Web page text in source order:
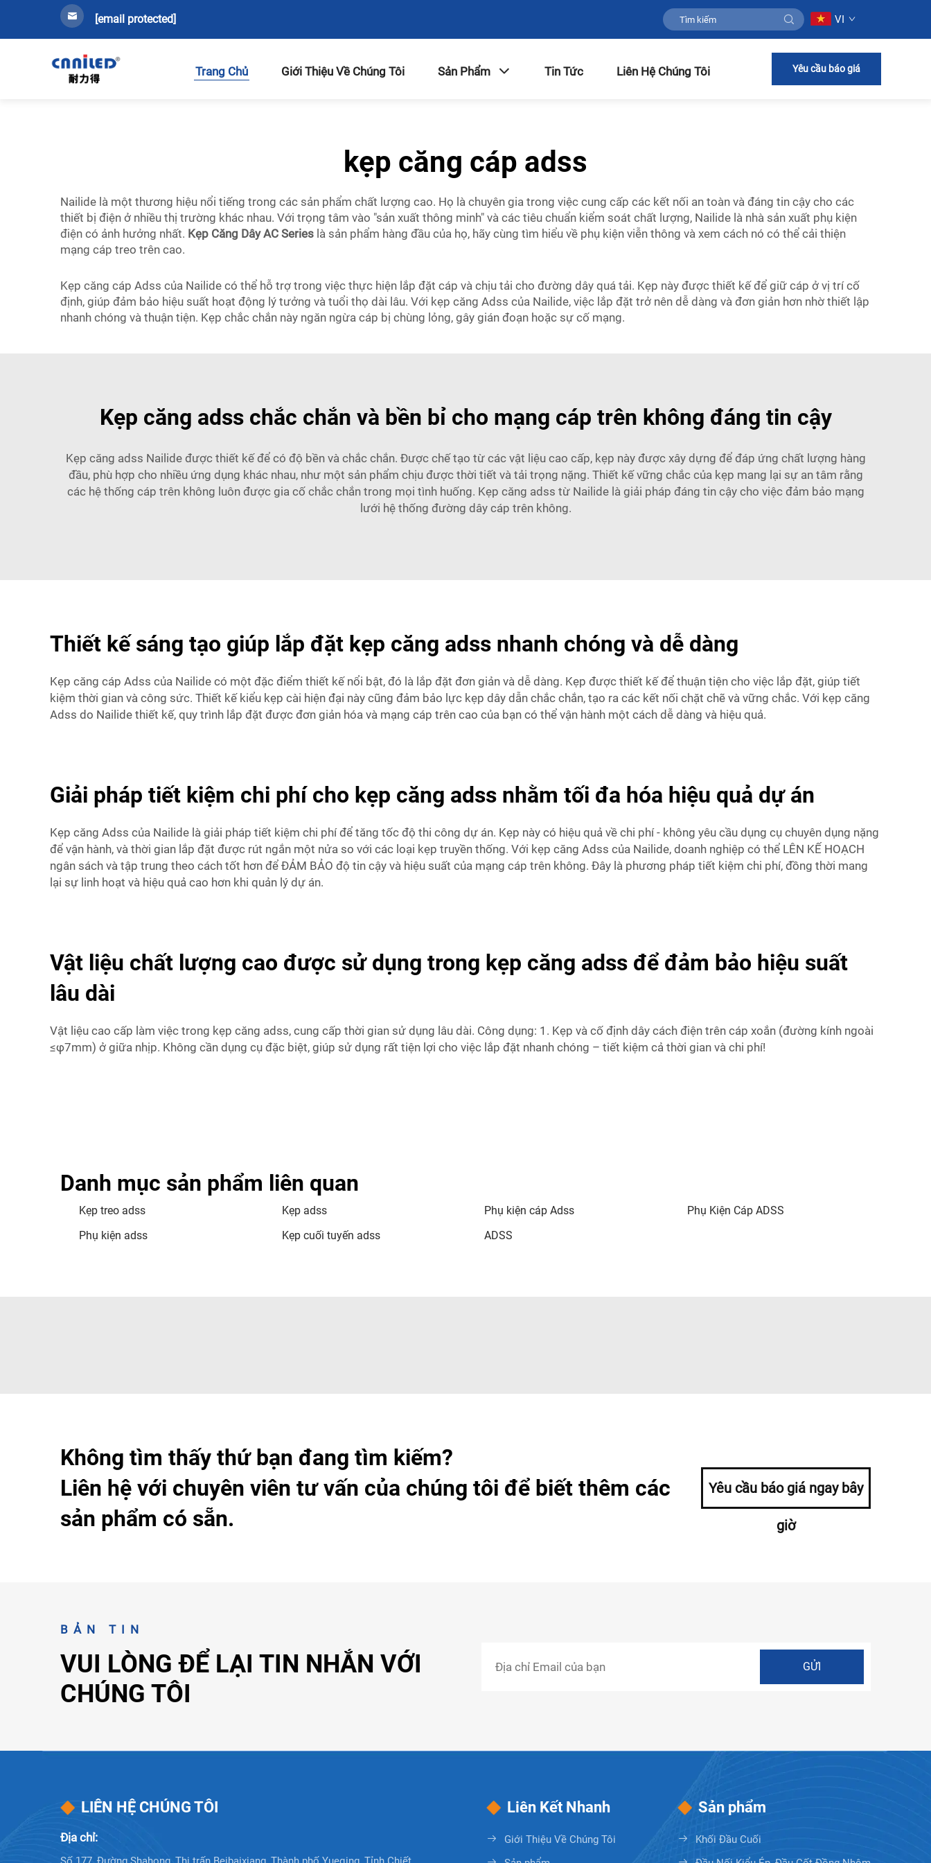
[email protected] VI
Trang Chủ Giới Thiệu Về Chúng Tôi Sản Phẩm Tin Tức Liên Hệ Chúng Tôi Yêu cầu báo giá
kẹp căng cáp adss
Nailide là một thương hiệu nổi tiếng trong các sản phẩm chất lượng cao. Họ là chuyên gia trong việc cung cấp các kết nối an toàn và đáng tin cậy cho các
thiết bị điện ở nhiều thị trường khác nhau. Với trọng tâm vào "sản xuất thông minh" và các tiêu chuẩn kiểm soát chất lượng, Nailide là nhà sản xuất phụ kiện
điện có ảnh hưởng nhất. Kẹp Căng Dây AC Series là sản phẩm hàng đầu của họ, hãy cùng tìm hiểu về phụ kiện viễn thông và xem cách nó có thể cải thiện
mạng cáp treo trên cao.
Kẹp căng cáp Adss của Nailide có thể hỗ trợ trong việc thực hiện lắp đặt cáp và chịu tải cho đường dây quá tải. Kẹp này được thiết kế để giữ cáp ở vị trí cố
định, giúp đảm bảo hiệu suất hoạt động lý tưởng và tuổi thọ dài lâu. Với kẹp căng Adss của Nailide, việc lắp đặt trở nên dễ dàng và đơn giản hơn nhờ thiết lập
nhanh chóng và thuận tiện. Kẹp chắc chắn này ngăn ngừa cáp bị chùng lỏng, gây gián đoạn hoặc sự cố mạng.
Kẹp căng adss chắc chắn và bền bỉ cho mạng cáp trên không đáng tin cậy
Kẹp căng adss Nailide được thiết kế để có độ bền và chắc chắn. Được chế tạo từ các vật liệu cao cấp, kẹp này được xây dựng để đáp ứng chất lượng hàng
đầu, phù hợp cho nhiều ứng dụng khác nhau, như một sản phẩm chịu được thời tiết và tải trọng nặng. Thiết kế vững chắc của kẹp mang lại sự an tâm rằng
các hệ thống cáp trên không luôn được gia cố chắc chắn trong mọi tình huống. Kẹp căng adss từ Nailide là giải pháp đáng tin cậy cho việc đảm bảo mạng
lưới hệ thống đường dây cáp trên không.
Thiết kế sáng tạo giúp lắp đặt kẹp căng adss nhanh chóng và dễ dàng
Kẹp căng cáp Adss của Nailide có một đặc điểm thiết kế nổi bật, đó là lắp đặt đơn giản và dễ dàng. Kẹp được thiết kế để thuận tiện cho việc lắp đặt, giúp tiết
kiệm thời gian và công sức. Thiết kế kiểu kẹp cài hiện đại này cũng đảm bảo lực kẹp dây dẫn chắc chắn, tạo ra các kết nối chặt chẽ và vững chắc. Với kẹp căng
Adss do Nailide thiết kế, quy trình lắp đặt được đơn giản hóa và mạng cáp trên cao của bạn có thể vận hành một cách dễ dàng và hiệu quả.
Giải pháp tiết kiệm chi phí cho kẹp căng adss nhằm tối đa hóa hiệu quả dự án
Kẹp căng Adss của Nailide là giải pháp tiết kiệm chi phí để tăng tốc độ thi công dự án. Kẹp này có hiệu quả về chi phí - không yêu cầu dụng cụ chuyên dụng nặng
để vận hành, và thời gian lắp đặt được rút ngắn một nửa so với các loại kẹp truyền thống. Với kẹp căng Adss của Nailide, doanh nghiệp có thể LÊN KẾ HOẠCH
ngân sách và tập trung theo cách tốt hơn để ĐẢM BẢO độ tin cậy và hiệu suất của mạng cáp trên không. Đây là phương pháp tiết kiệm chi phí, đồng thời mang
lại sự linh hoạt và hiệu quả cao hơn khi quản lý dự án.
Vật liệu chất lượng cao được sử dụng trong kẹp căng adss để đảm bảo hiệu suất
lâu dài
Vật liệu cao cấp làm việc trong kẹp căng adss, cung cấp thời gian sử dụng lâu dài. Công dụng: 1. Kẹp và cố định dây cách điện trên cáp xoắn (đường kính ngoài
≤φ7mm) ở giữa nhịp. Không cần dụng cụ đặc biệt, giúp sử dụng rất tiện lợi cho việc lắp đặt nhanh chóng – tiết kiệm cả thời gian và chi phí!
Danh mục sản phẩm liên quan
Kẹp treo adss Kẹp adss Phụ kiện cáp Adss
Phụ Kiện Cáp ADSS
Phụ kiện adss
Kẹp cuối tuyến adss ADSS
Không tìm thấy thứ bạn đang tìm kiếm?
Liên hệ với chuyên viên tư vấn của chúng tôi để biết thêm các
sản phẩm có sẵn.
Yêu cầu báo giá ngay bây
giờ
BẢN TIN
VUI LÒNG ĐỂ LẠI TIN NHẮN VỚI
CHÚNG TÔI
LIÊN HỆ CHÚNG TÔI
Địa chỉ:
Liên Kết Nhanh
Giới Thiệu Về Chúng Tôi
Sản phẩm
Khối Đầu Cuối